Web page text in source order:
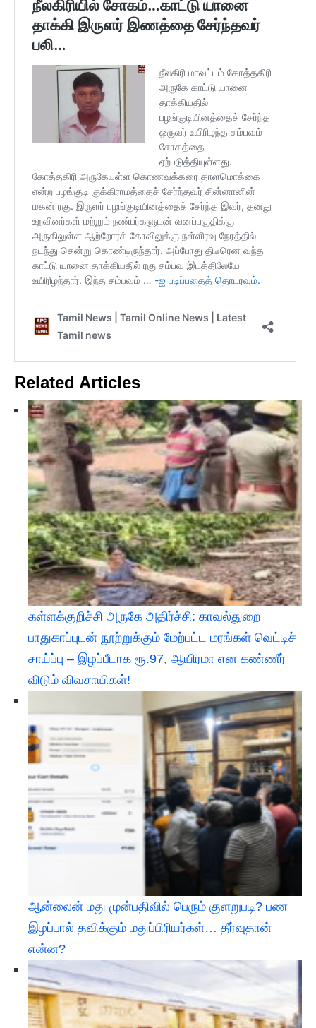
Related Articles
கள்ளக்குறிச்சி அருகே அதிர்ச்சி: காவல்துறை
பாதுகாப்புடன் நூற்றுக்கும் மேற்பட்ட மரங்கள் வெட்டிச்
சாய்ப்பு – இழப்பீடாக ரூ.97, ஆயிரமா என கண்ணீர்
விடும் விவசாயிகள்!
ஆன்லைன் மது முன்பதிவில் பெரும் குளறுபடி? பண
இழப்பால் தவிக்கும் மதுப்பிரியர்கள்… தீர்வுதான்
என்ன?